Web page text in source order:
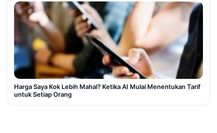
Harga Saya Kok Lebih Mahal? Ketika AI Mulai Menentukan Tarif
untuk Setiap Orang